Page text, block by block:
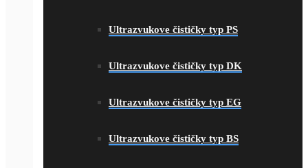
Ultrazvukove čističky typ PS
Ultrazvukove čističky typ DK
Ultrazvukove čističky typ EG
Ultrazvukove čističky typ BS